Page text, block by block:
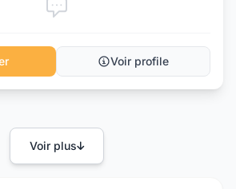
Voir profile
Voir plus